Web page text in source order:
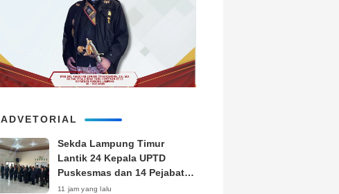
ADVETORIAL
‎Sekda Lampung Timur
Lantik 24 Kepala UPTD
Puskesmas dan 14 Pejabat
Fungsional, Dorong Inovasi
11 jam yang lalu